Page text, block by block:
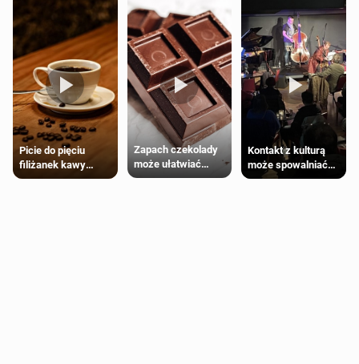
Picie do pięciu
filiżanek kawy
dziennie jest
Zapach czekolady
może ułatwiać
trening siłowy
Kontakt z kulturą
może spowalniać
starzenie